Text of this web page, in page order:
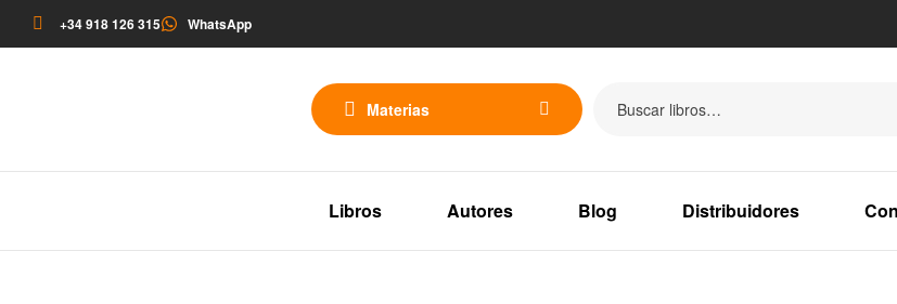
+34 918 126 315 WhatsApp
Materias
Libros Autores Blog Distribuidores